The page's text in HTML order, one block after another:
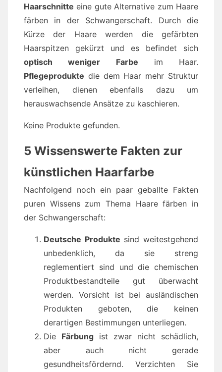
Haarschnitte eine gute Alternative zum Haare
färben in der Schwangerschaft. Durch die
Kürze der Haare werden die gefärbten
Haarspitzen gekürzt und es befindet sich
optisch weniger Farbe im Haar.
Pflegeprodukte die dem Haar mehr Struktur
verleihen, dienen ebenfalls dazu um
herauswachsende Ansätze zu kaschieren.
Keine Produkte gefunden.
5 Wissenswerte Fakten zur
künstlichen Haarfarbe
Nachfolgend noch ein paar geballte Fakten
puren Wissens zum Thema Haare färben in
der Schwangerschaft:
Deutsche Produkte sind weitestgehend
unbedenklich, da sie streng
reglementiert sind und die chemischen
Produktbestandteile gut überwacht
werden. Vorsicht ist bei ausländischen
Produkten geboten, die keinen
derartigen Bestimmungen unterliegen.
Die Färbung ist zwar nicht schädlich,
aber auch nicht gerade
gesundheitsfördernd. Verzichten Sie